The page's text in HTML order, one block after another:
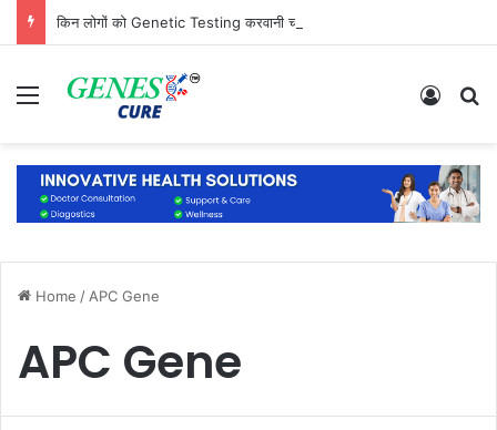
Menu Log In
Home / APC Gene
APC Gene